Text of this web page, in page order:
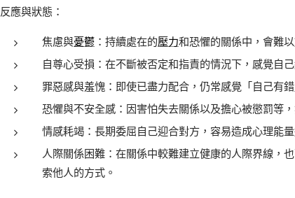
反應與狀態：
焦慮與憂鬱 ：持續處在的壓力和恐懼的關係中，會難
自尊心受損：在不斷被否定和指責的情況下，感覺自
罪惡感與羞愧：即使已盡力配合，仍常感覺「自己有
恐懼與不安全感：因害怕失去關係以及擔心被懲罰等
情感耗竭：長期委屈自己迎合對方，容易造成心理能
人際關係困難：在關係中較難建立健康的人際界線，
索他人的方式。